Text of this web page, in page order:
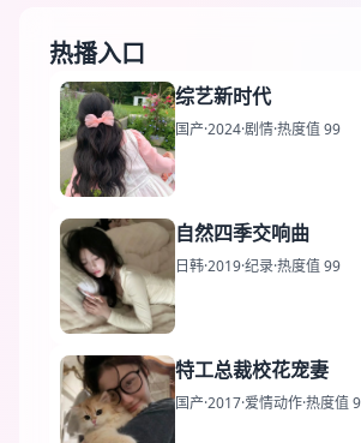
热播入口
综艺新时代
国产·2024·剧情·热度值 99
自然四季交响曲
日韩·2019·纪录·热度值 99
特工总裁校花宠妻
国产·2017·爱情动作·热度值